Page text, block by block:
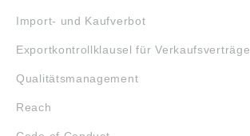
Import- und Kaufverbot
Exportkontrollklausel für Verkaufsverträge
Qualitätsmanagement
Reach